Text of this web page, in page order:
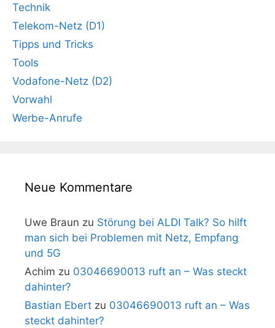
Technik
Telekom-Netz (D1)
Tipps und Tricks
Tools
Vodafone-Netz (D2)
Vorwahl
Werbe-Anrufe
Neue Kommentare
Uwe Braun zu Störung bei ALDI Talk? So hilft
man sich bei Problemen mit Netz, Empfang
und 5G
Achim zu 03046690013 ruft an – Was steckt
dahinter?
Bastian Ebert zu 03046690013 ruft an – Was
steckt dahinter?